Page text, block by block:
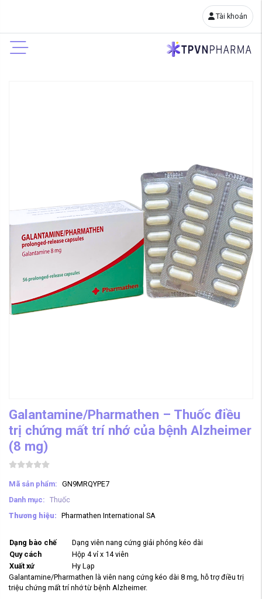
Tài khoản
Galantamine/Pharmathen – Thuốc điều
trị chứng mất trí nhớ của bệnh Alzheimer
(8 mg)
Mã sản phẩm: GN9MRQYPE7
Danh mục: Thuốc
Thương hiệu: Pharmathen International SA
Dạng bào chế
Dạng viên nang cứng giải phóng kéo dài
Quy cách
Hộp 4 vỉ x 14 viên
Xuất xứ
Hy Lạp
Galantamine/Pharmathen là viên nang cứng kéo dài 8 mg, hỗ trợ điều trị
triệu chứng mất trí nhớ từ bệnh Alzheimer.